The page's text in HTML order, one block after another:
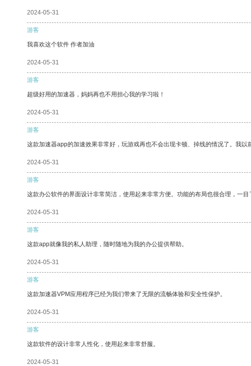
2024-05-31
游客
我喜欢这个软件 作者加油
2024-05-31
游客
超级好用的加速器，妈妈再也不用担心我的学习啦！
2024-05-31
游客
这款加速器app的加速效果非常好，玩游戏再也不会出现卡顿、掉线的情况了。我以
2024-05-31
游客
这款办公软件的界面设计非常简洁，使用起来非常方便。功能的布局也很合理，一目
2024-05-31
游客
这款app就像我的私人助理，随时随地为我的办公提供帮助。
2024-05-31
游客
这款加速器VPM应用程序已经为我们带来了无限的流畅体验和安全性保护。
2024-05-31
游客
这款软件的设计非常人性化，使用起来非常舒服。
2024-05-31